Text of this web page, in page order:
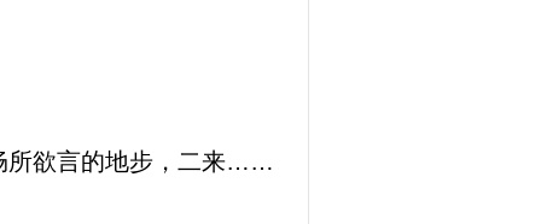
所欲言的地步，二来……